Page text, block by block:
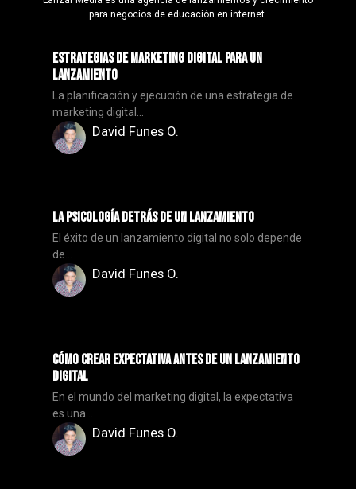
para negocios de educación en internet.
Estrategias de Marketing Digital para un
Lanzamiento
La planificación y ejecución de una estrategia de
marketing digital...
David Funes O.
La Psicología Detrás de un Lanzamiento
El éxito de un lanzamiento digital no solo depende
de...
David Funes O.
Cómo Crear Expectativa Antes de un Lanzamiento
Digital
En el mundo del marketing digital, la expectativa
es una...
David Funes O.